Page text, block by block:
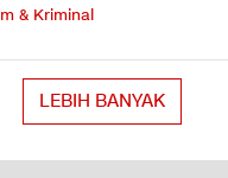
& Kriminal
LEBIH BANYAK